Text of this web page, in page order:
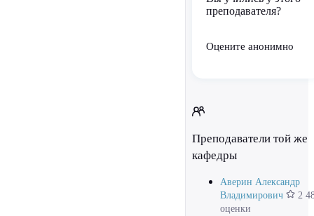
преподавателя?
Оцените анонимно
Преподаватели той же
кафедры
Аверин Александр
Владимирович
2
оценки